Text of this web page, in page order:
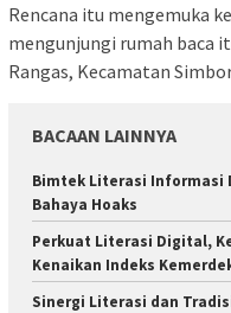
Rencana itu mengemuka
mengunjungi rumah baca
Rangas, Kecamatan
BACAAN LAINNYA
Bimtek Literasi Informasi
Bahaya Hoaks
Perkuat Literasi Digital,
Kenaikan Indeks
Sinergi Literasi dan